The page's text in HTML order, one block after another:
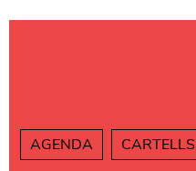
AGENDA CARTELLS